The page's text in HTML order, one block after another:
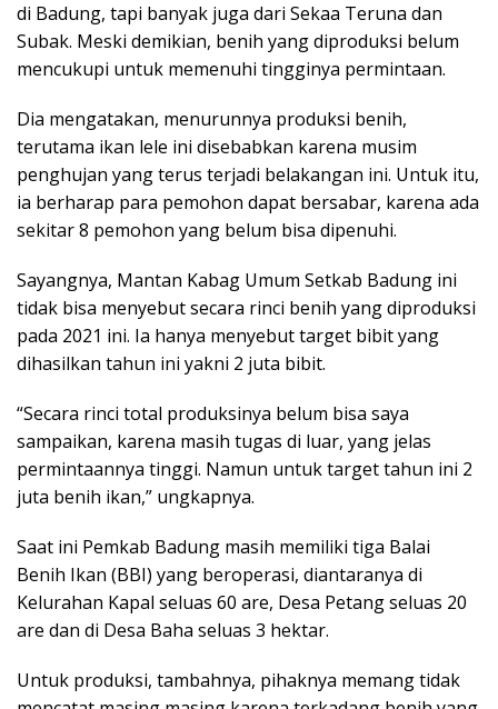
di Badung, tapi banyak juga dari Sekaa Teruna dan
Subak. Meski demikian, benih yang diproduksi belum
mencukupi untuk memenuhi tingginya permintaan.
Dia mengatakan, menurunnya produksi benih,
terutama ikan lele ini disebabkan karena musim
penghujan yang terus terjadi belakangan ini. Untuk itu,
ia berharap para pemohon dapat bersabar, karena ada
sekitar 8 pemohon yang belum bisa dipenuhi.
Sayangnya, Mantan Kabag Umum Setkab Badung ini
tidak bisa menyebut secara rinci benih yang diproduksi
pada 2021 ini. Ia hanya menyebut target bibit yang
dihasilkan tahun ini yakni 2 juta bibit.
“Secara rinci total produksinya belum bisa saya
sampaikan, karena masih tugas di luar, yang jelas
permintaannya tinggi. Namun untuk target tahun ini 2
juta benih ikan,” ungkapnya.
Saat ini Pemkab Badung masih memiliki tiga Balai
Benih Ikan (BBI) yang beroperasi, diantaranya di
Kelurahan Kapal seluas 60 are, Desa Petang seluas 20
are dan di Desa Baha seluas 3 hektar.
Untuk produksi, tambahnya, pihaknya memang tidak